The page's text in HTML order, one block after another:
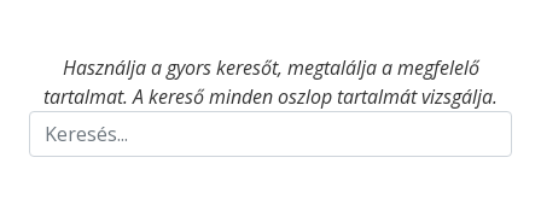
Használja a gyors keresőt, megtalálja a megfelelő
tartalmat. A kereső minden oszlop tartalmát vizsgálja.